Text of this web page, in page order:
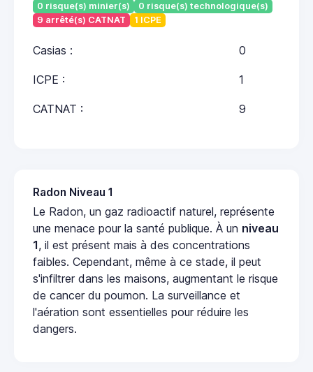
0 risque(s) minier(s)
0 risque(s) technologique(s)
9 arrêté(s) CATNAT
1 ICPE
Casias : 0
ICPE : 1
CATNAT : 9
Radon Niveau 1
Le Radon, un gaz radioactif naturel, représente
une menace pour la santé publique. À un niveau
1, il est présent mais à des concentrations
faibles. Cependant, même à ce stade, il peut
s'infiltrer dans les maisons, augmentant le risque
de cancer du poumon. La surveillance et
l'aération sont essentielles pour réduire les
dangers.